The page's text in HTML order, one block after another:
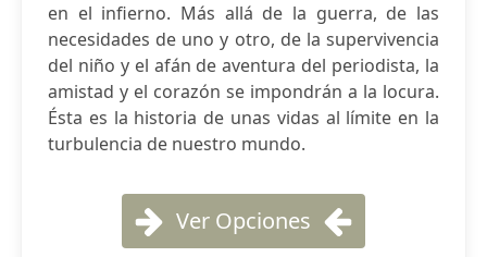
en el infierno. Más allá de la guerra, de las
necesidades de uno y otro, de la supervivencia
del niño y el afán de aventura del periodista, la
amistad y el corazón se impondrán a la locura.
Ésta es la historia de unas vidas al límite en la
turbulencia de nuestro mundo.
Ver Opciones